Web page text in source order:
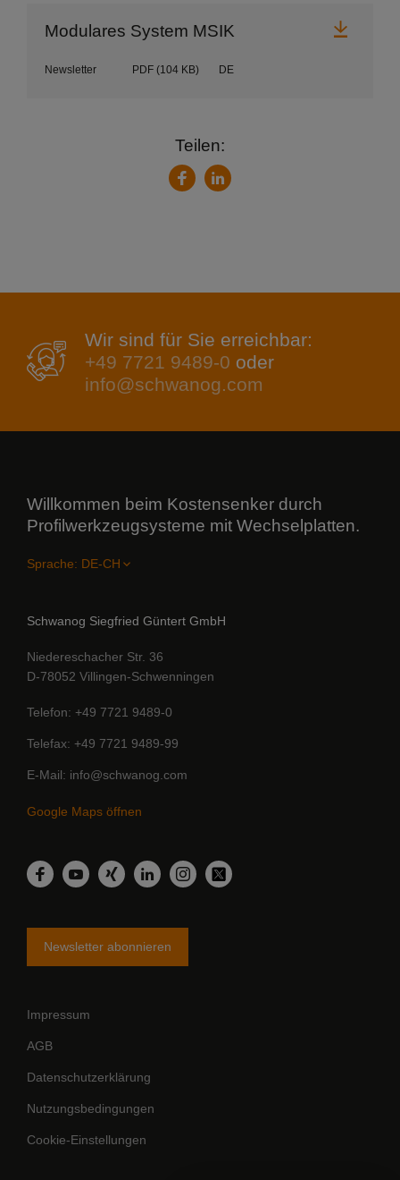
Modulares System MSIK
Newsletter PDF (104 KB) DE
Teilen:
FacebookLinkedIn
Wir sind für Sie erreichbar:
+49 7721 9489-0 oder
info@schwanog.com
Willkommen beim Kostensenker durch
Profilwerkzeugsysteme mit Wechselplatten.
Sprache:
Schwanog Siegfried Güntert GmbH
Niedereschacher Str. 36
D-78052 Villingen-Schwenningen
Telefon +49 7721 9489-0
Telefax +49 7721 9489-99
E-Mail info@schwanog.com
Google Maps öffnen
Facebook
YouTubeXing LinkedInInstagram
Twitter
Newsletter abonnieren
Impressum
AGB
Datenschutzerklärung
Nutzungsbedingungen
Cookie-Einstellungen